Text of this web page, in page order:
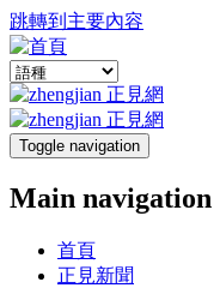
跳轉到主要內容
Toggle navigation
Main navigation
首頁
正見新聞